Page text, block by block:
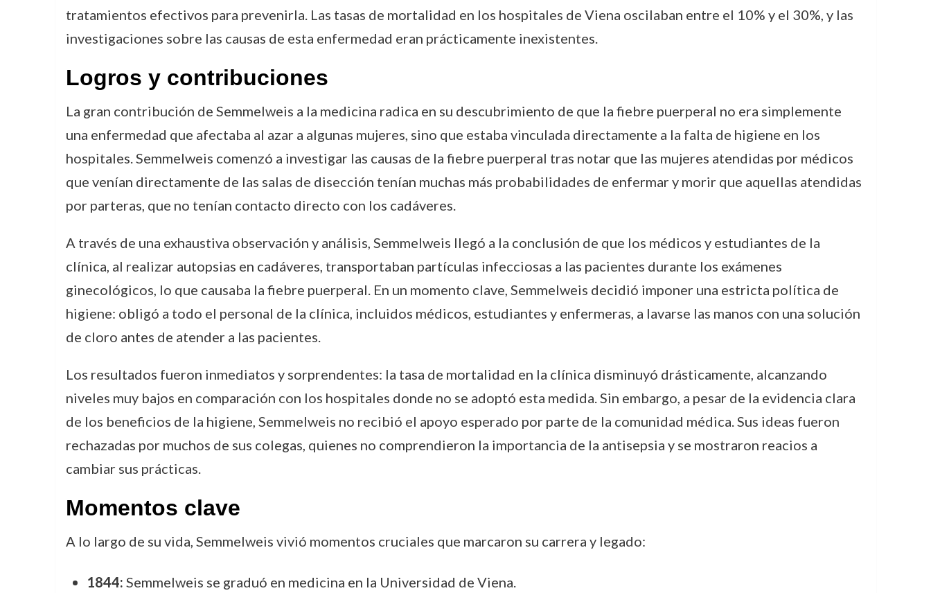
tratamientos efectivos para prevenirla. Las tasas de mortalidad en los hospitales de Viena oscilaban entre el 10% y el 30%, y las
investigaciones sobre las causas de esta enfermedad eran prácticamente inexistentes.
Logros y contribuciones
La gran contribución de Semmelweis a la medicina radica en su descubrimiento de que la fiebre puerperal no era simplemente
una enfermedad que afectaba al azar a algunas mujeres, sino que estaba vinculada directamente a la falta de higiene en los
hospitales. Semmelweis comenzó a investigar las causas de la fiebre puerperal tras notar que las mujeres atendidas por médicos
que venían directamente de las salas de disección tenían muchas más probabilidades de enfermar y morir que aquellas atendidas
por parteras, que no tenían contacto directo con los cadáveres.
A través de una exhaustiva observación y análisis, Semmelweis llegó a la conclusión de que los médicos y estudiantes de la
clínica, al realizar autopsias en cadáveres, transportaban partículas infecciosas a las pacientes durante los exámenes
ginecológicos, lo que causaba la fiebre puerperal. En un momento clave, Semmelweis decidió imponer una estricta política de
higiene: obligó a todo el personal de la clínica, incluidos médicos, estudiantes y enfermeras, a lavarse las manos con una solución
de cloro antes de atender a las pacientes.
Los resultados fueron inmediatos y sorprendentes: la tasa de mortalidad en la clínica disminuyó drásticamente, alcanzando
niveles muy bajos en comparación con los hospitales donde no se adoptó esta medida. Sin embargo, a pesar de la evidencia clara
de los beneficios de la higiene, Semmelweis no recibió el apoyo esperado por parte de la comunidad médica. Sus ideas fueron
rechazadas por muchos de sus colegas, quienes no comprendieron la importancia de la antisepsia y se mostraron reacios a
cambiar sus prácticas.
Momentos clave
A lo largo de su vida, Semmelweis vivió momentos cruciales que marcaron su carrera y legado:
1844: Semmelweis se graduó en medicina en la Universidad de Viena.